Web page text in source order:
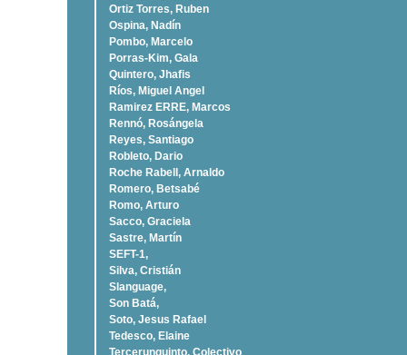
Ortiz Torres, Ruben
Ospina, Nadí­n
Pombo, Marcelo
Porras-Kim, Gala
Quintero, Jhafis
Rí­os, Miguel Angel
Ramirez ERRE, Marcos
Rennó, Rosángela
Reyes, Santiago
Robleto, Dario
Roche Rabell, Arnaldo
Romero, Betsabé
Romo, Arturo
Sacco, Graciela
Sastre, Martí­n
SEFT-1,
Silva, Cristián
Slanguage,
Son Batá,
Soto, Jesus Rafael
Tedesco, Elaine
Tercerunquinto, Colectivo